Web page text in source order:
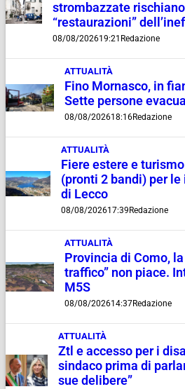
strombazzate
“restaurazioni”
08/08/202619:21 Redazione
ATTUALITÀ
Fino Mornasco, in
Sette persone
08/08/202618:16Redazione
ATTUALITÀ
Fiere estere e
(pronti 2 bandi) per
di Lecco
08/08/202617:39 Redazione
ATTUALITÀ
Provincia di Como,
traffico” non piace.
M5S
08/08/202614:37Redazione
ATTUALITÀ
Ztl e accesso per i
sindaco prima di
sue delibere”